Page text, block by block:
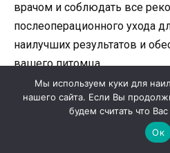
врачом и соблюдать все
послеоперационного ухода
наилучших результатов и
вашего питомца.
Мы используем куки для
нашего сайта. Если Вы
будем считать что
Ок